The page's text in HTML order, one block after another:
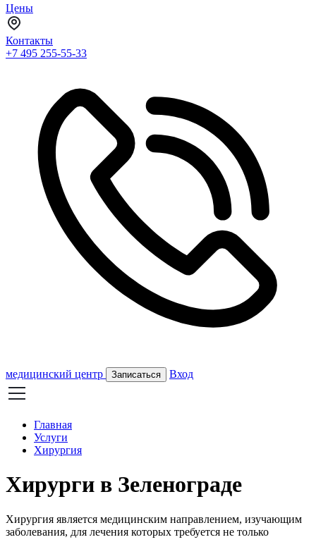
Цены
Контакты
+7 495 255-55-33
медицинский центр Записаться Вход
Главная
Услуги
Хирургия
Хирурги в Зеленограде
Хирургия является медицинским направлением, изучающим
заболевания, для лечения которых требуется не только